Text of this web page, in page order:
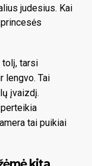
judesius. Kai
tolį, tarsi
lengvo. Tai
įvaizdį.
tai puikiai